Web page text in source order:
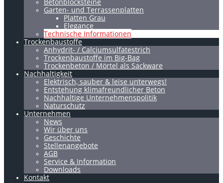
Garten- und Terrassenplatten
Platten Grau
Elegance
Technische Informationen
Trockenbaustoffe
Anhydrit- / Calciumsulfatestrich
Trockenbaustoffe im Big-Bag
Trockenbeton / Mörtel als Sackware
Nachhaltigkeit
Elektrisch, sauber & leise unterwegs!
Entstehung klimafreundlicher Beton
Nachhaltige Unternehmenspolitik
Naturschutz
Unternehmen
News
Wir über uns
Geschichte
Stellenangebote
AGB
Service & Information
Downloads
Kontakt